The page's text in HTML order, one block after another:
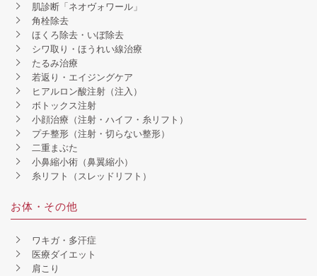
肌診断「ネオヴォワール」
角栓除去
ほくろ除去・いぼ除去
シワ取り・ほうれい線治療
たるみ治療
若返り・エイジングケア
ヒアルロン酸注射（注入）
ボトックス注射
小顔治療（注射・ハイフ・糸リフト）
プチ整形（注射・切らない整形）
二重まぶた
小鼻縮小術（鼻翼縮小）
糸リフト（スレッドリフト）
お体・その他
ワキガ・多汗症
医療ダイエット
肩こり